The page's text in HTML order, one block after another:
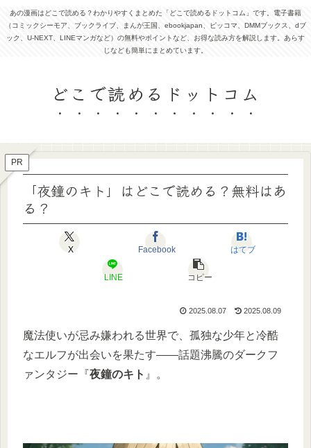
あの漫画はどこで読める？わかりやすくまとめた「どこで読めるドットコム」です。電子書籍
（コミックシーモア、ブックライブ、まんが王国、ebookjapan、ピッコマ、DMMブックス、dブ
ック、U-NEXT、LINEマンガなど）の無料やポイントなど、お得な読み方を解説します。あらす
じなども簡単にまとめています。
どこで読めるドットコム
PR
「夜鐘のキト」はどこで読める？無料はあ
る？
X Facebook はてブ
LINE コピー
2025.08.07 2025.08.09
魔法使いが忌み嫌われる世界で、孤独な少年と冷酷
なエルフが出会いを果たす――話題沸騰のダークフ
ァンタジー『夜鐘のキト 』。